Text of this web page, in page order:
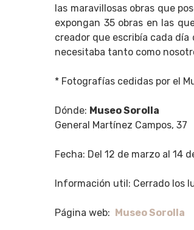
las maravillosas obras que
expongan 35 obras en las
creador que escribía cada día
necesitaba tanto como
* Fotografías cedidas por el
Dónde: Museo Sorolla
General Martínez Campos, 37
Fecha: Del 12 de marzo al 14
Información util: Cerrado los
Página web: Museo Sorolla